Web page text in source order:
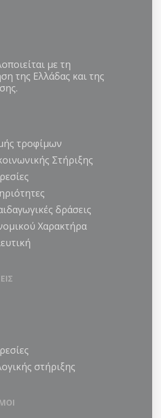
με τη
της Ελλάδας και της
τροφίμων
Στήριξης
δράσεις
Χαρακτήρα
στήριξης